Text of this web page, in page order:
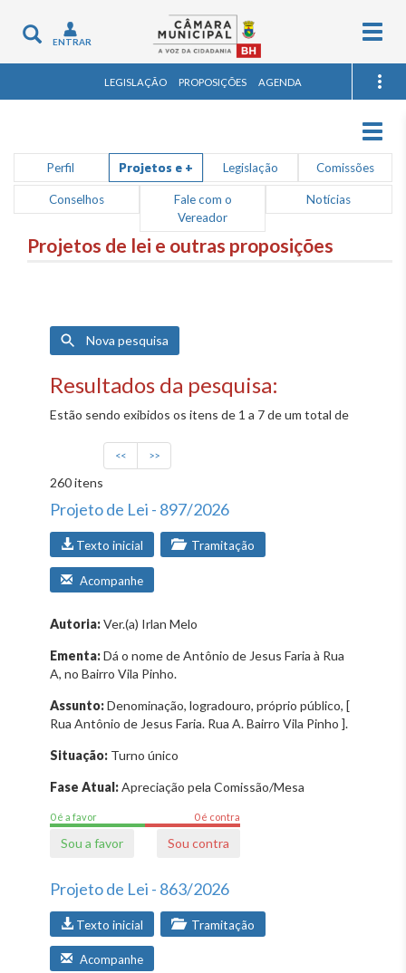
Toggle
navigation
ENTRAR
LEGISLAÇÃO PROPOSIÇÕES AGENDA
Perfil Projetos e + Legislação Comissões
Conselhos
Fale com o
Vereador
Notícias
Projetos de lei e outras proposições
Nova pesquisa
Resultados da pesquisa:
Estão sendo exibidos os itens de 1 a 7 de um total de
260 itens
<< >>
Projeto de Lei - 897/2026
Texto inicial Tramitação
Acompanhe
Autoria:Ver.(a) Irlan Melo
Ementa:Dá o nome de Antônio de Jesus Faria à Rua
A, no Bairro Vila Pinho.
Assunto:Denominação, logradouro, próprio público, [
Rua Antônio de Jesus Faria. Rua A. Bairro Vila Pinho ].
Situação: Turno único
Fase Atual:Apreciação pela Comissão/Mesa
0 é a favor 0 é contra
Sou a favor Sou contra
Projeto de Lei - 863/2026
Texto inicial Tramitação
Acompanhe